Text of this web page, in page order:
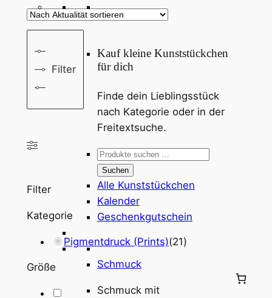
Kauf kleine Kunststückchen
für dich
Finde dein Lieblingsstück
nach Kategorie oder in der
Freitextsuche.
Suchen
nach:
Suchen
Alle Kunststückchen
Kalender
Geschenkgutschein
Schmuck
Schmuck mit
Filter
Filter
Kategorie
Pigmentdruck (Prints)(21)
Größe